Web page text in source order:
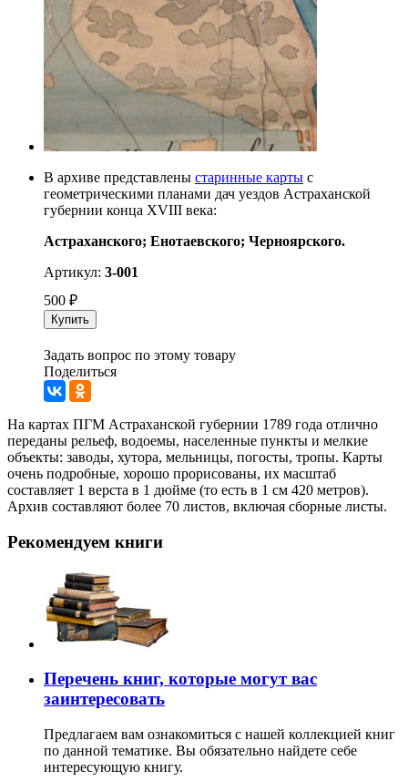
В архиве представлены старинные карты с
геометрическими планами дач уездов Астраханской
губернии конца XVIII века:
Астраханского; Енотаевского; Черноярского.
Артикул: 3-001
500 ₽
Купить
Задать вопрос по этому товару
Поделиться
На картах ПГМ Астраханской губернии 1789 года отлично
переданы рельеф, водоемы, населенные пункты и мелкие
объекты: заводы, хутора, мельницы, погосты, тропы. Карты
очень подробные, хорошо прорисованы, их масштаб
составляет 1 верста в 1 дюйме (то есть в 1 см 420 метров).
Архив составляют более 70 листов, включая сборные листы.
Рекомендуем книги
Перечень книг, которые могут вас
заинтересовать
Предлагаем вам ознакомиться с нашей коллекцией книг
по данной тематике. Вы обязательно найдете себе
интересующую книгу.